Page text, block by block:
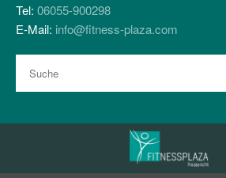
Tel: 06055-900298
E-Mail: info@fitness-plaza.com